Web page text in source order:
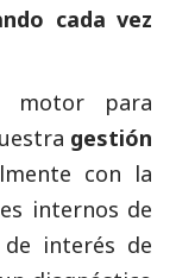
cada vez
motor para
gestión
con la
internos de
interés de